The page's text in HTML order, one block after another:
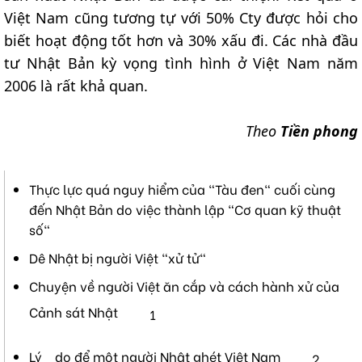
Việt Nam cũng tương tự với 50% Cty được hỏi cho
biết hoạt động tốt hơn và 30% xấu đi. Các nhà đầu
tư Nhật Bản kỳ vọng tình hình ở Việt Nam năm
2006 là rất khả quan.
Theo Tiền phong
Thực lực quá nguy hiểm của "Tàu đen" cuối cùng
đến Nhật Bản do việc thành lập "Cơ quan kỹ thuật
số"
Dê Nhật bị người Việt "xử tử"
Chuyện về người Việt ăn cắp và cách hành xử của
Cảnh sát Nhật
1
Lý do để một người Nhật ghét Việt Nam